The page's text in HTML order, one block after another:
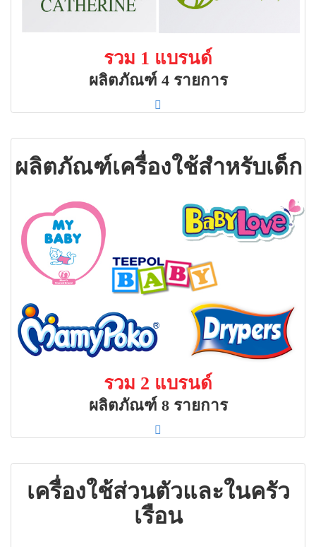
รวม 1 แบรนด์
ผลิตภัณฑ์ 4 รายการ
ผลิตภัณฑ์เครื่องใช้สำหรับเด็ก
รวม 2 แบรนด์
ผลิตภัณฑ์ 8 รายการ
เครื่องใช้ส่วนตัวและในครัว
เรือน